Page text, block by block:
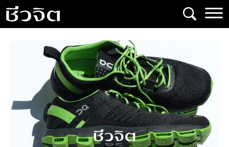
Skip
to
content